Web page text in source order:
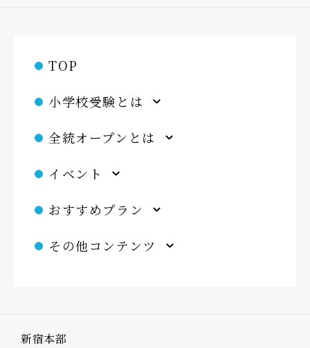
TOP
小学校受験とは
全統オープンとは
イベント
おすすめプラン
その他コンテンツ
新宿本部